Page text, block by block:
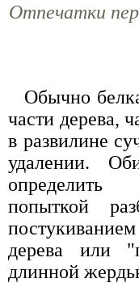
Отпечатки
Обычно
части дерева,
в развилине
удалении.
попыткой
дерева или
длинной